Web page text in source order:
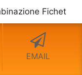
Fichet
Fichet
Fichet
EMAIL